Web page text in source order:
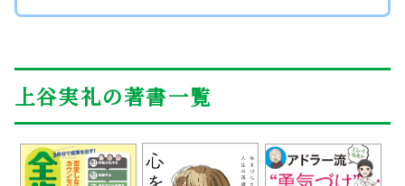
上谷実礼の著書一覧